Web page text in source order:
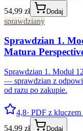
54,99 zł
Dodaj
sprawdziany
Sprawdzian 1.
Matura
Sprawdzian 1. Moduł
— sprawdzian z
od razu po zakupie.
4,8· PDF z
54,99 zł
Dodaj